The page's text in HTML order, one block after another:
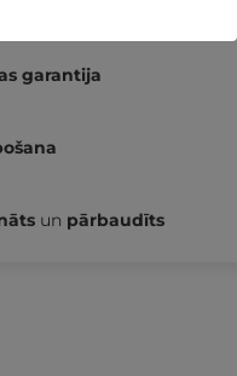
garantija
un pārbaudīts